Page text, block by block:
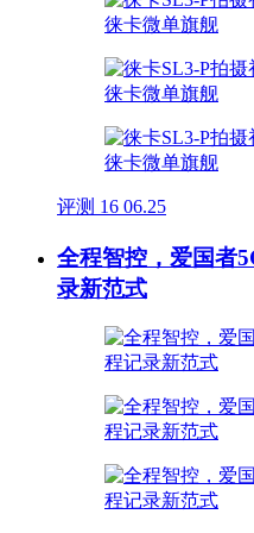
评测 16 06.25
全程智控，爱国者
录新范式